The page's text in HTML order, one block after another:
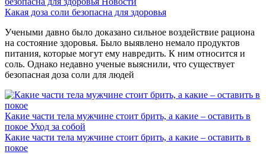
Какая доза соли безопасна для здоровья
Учеными давно было доказано сильное воздействие рациона
на состояние здоровья. Было выявлено немало продуктов
питания, которые могут ему навредить. К ним относится и
соль. Однако недавно ученые выяснили, что существует
безопасная доза соли для людей
Какие части тела мужчине стоит брить, а какие – оставить в
покое Уход за собой
Какие части тела мужчине стоит брить, а какие – оставить в
покое